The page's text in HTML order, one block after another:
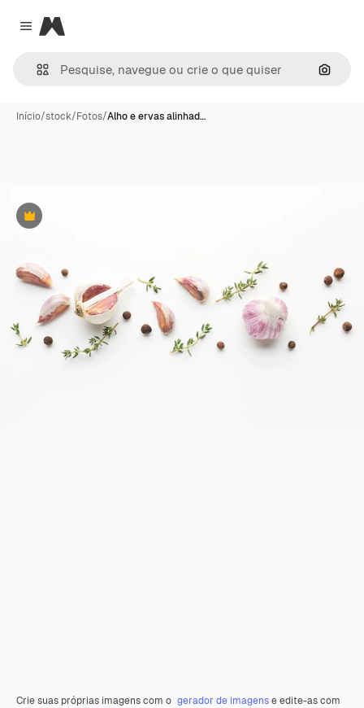
Close menu
Magnific
Início/stock/Fotos/Alho e ervas alinhad…
Premium
Crie suas próprias imagens com o gerador de imagense edite-as com